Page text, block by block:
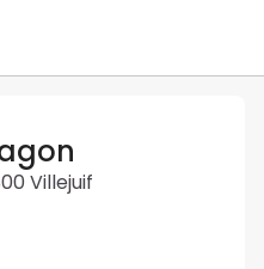
Villejuif